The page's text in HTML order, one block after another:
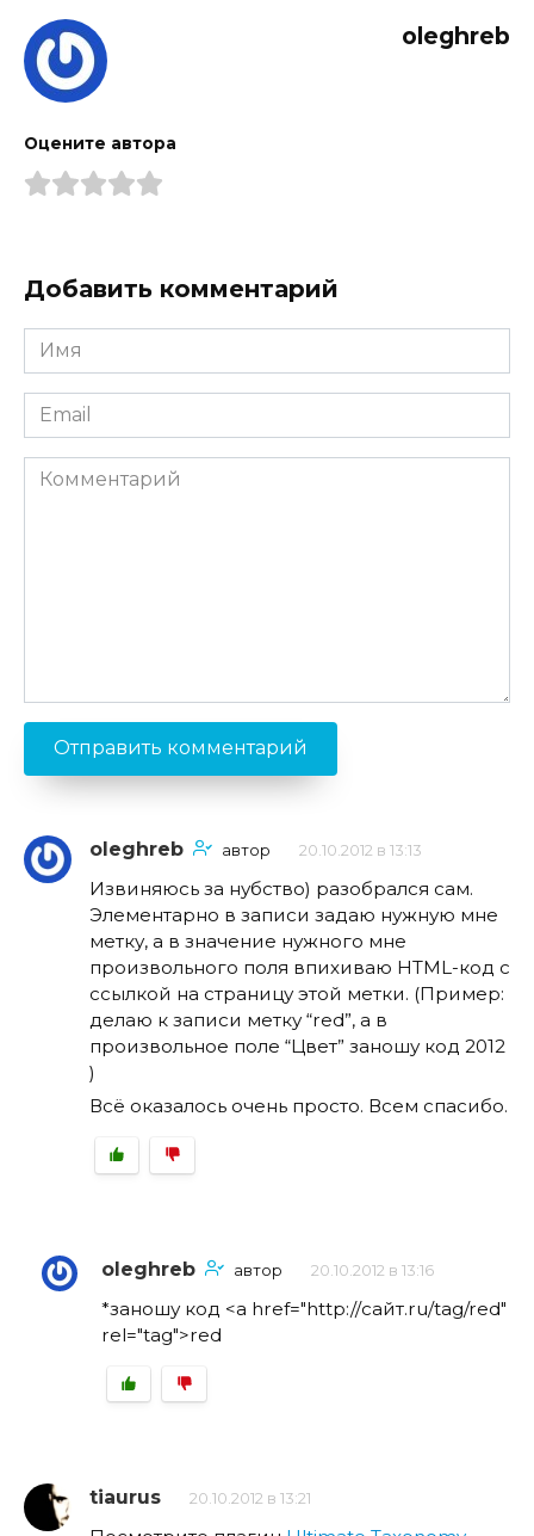
oleghreb
Оцените автора
Добавить комментарий
Имя
*
Email
*
Комментарий
oleghreb автор 20.10.2012 в 13:13
Извиняюсь за нубство) разобрался сам.
Элементарно в записи задаю нужную мне
метку, а в значение нужного мне
произвольного поля впихиваю HTML-код с
ссылкой на страницу этой метки. (Пример:
делаю к записи метку “red”, а в
произвольное поле “Цвет” заношу код 2012
)
Всё оказалось очень просто. Всем спасибо.
oleghreb автор 20.10.2012 в 13:16
*заношу код <а href="httр://сайт.ru/tag/red"
rel="tag">red
tiaurus 20.10.2012 в 13:21